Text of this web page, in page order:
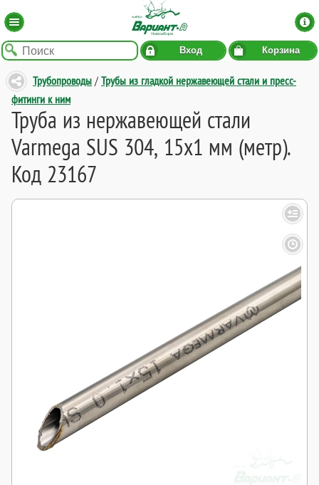
Вход Корзина
Трубопроводы / Трубы из гладкой нержавеющей стали и пресс-
фитинги к ним
Труба из нержавеющей стали
Varmega SUS 304, 15х1 мм (метр).
Код 23167